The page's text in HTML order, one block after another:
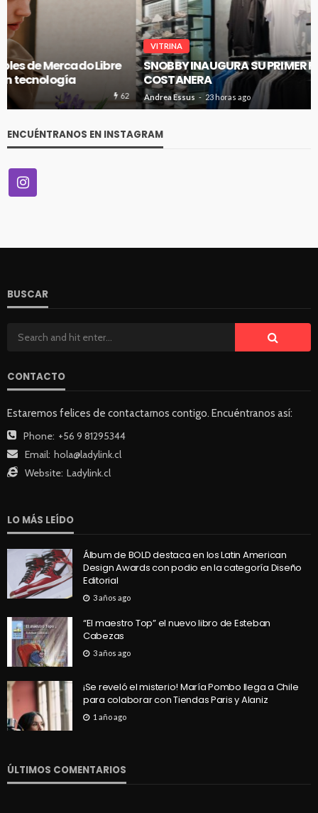
VITRINA
SNOBBY INAUGURA SU PRIMER FLAGSHIP EN CENCO
COSTANERA
Andrea Essus 23 horas ago
ENCUÉNTRANOS EN INSTAGRAM
BUSCAR
CONTACTO
Estaremos felices de contactarnos contigo. Encuéntranos así:
Phone: +56 9 81295344
Email: hola@ladylink.cl
Website: Ladylink.cl
LO MÁS LEÍDO
Álbum de BOLD destaca en los Latin American
Design Awards con podio en la categoría Diseño
Editorial
3 años ago
“El maestro Top” el nuevo libro de Esteban
Cabezas
3 años ago
¡Se reveló el misterio! María Pombo llega a Chile
para colaborar con Tiendas Paris y Alaniz
1 año ago
ÚLTIMOS COMENTARIOS